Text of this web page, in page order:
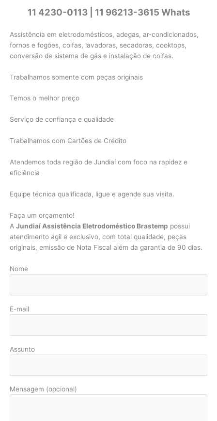
11 4230-0113 | 11 96213-3615 Whats
Assistência em eletrodomésticos, adegas, ar-condicionados,
fornos e fogões, coifas, lavadoras, secadoras, cooktops,
conversão de sistema de gás e instalação de coifas.
Trabalhamos somente com peças originais
Temos o melhor preço
Serviço de confiança e qualidade
Trabalhamos com Cartões de Crédito
Atendemos toda região de Jundiaí com foco na rapidez e
eficiência
Equipe técnica qualificada, ligue e agende sua visita.
Faça um orçamento!
A Jundiaí Assistência Eletrodoméstico Brastemp possui
atendimento ágil e exclusivo, com total qualidade, peças
originais, emissão de Nota Fiscal além da garantia de 90 dias.
Nome
E-mail
Assunto
Mensagem (opcional)